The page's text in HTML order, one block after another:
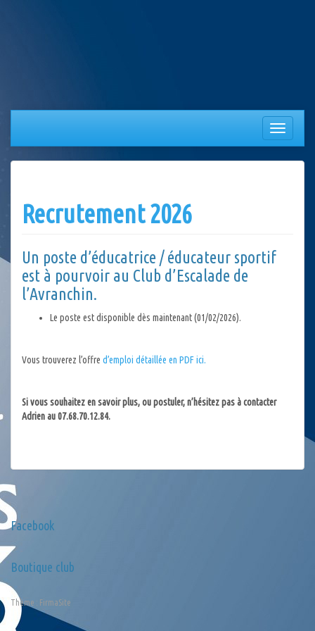
Afficher/
la
Recrutement 2026
Un poste d’éducatrice / éducateur sportif
est à pourvoir au Club d’Escalade de
l’Avranchin.
Le poste est disponible dès maintenant (01/02/2026).
Vous trouverez l’offre d’emploi détaillée en PDF ici.
Si vous souhaitez en savoir plus, ou postuler, n’hésitez pas à contacter
Adrien au 07.68.70.12.84.
Facebook
Boutique club
Thème : FirmaSite